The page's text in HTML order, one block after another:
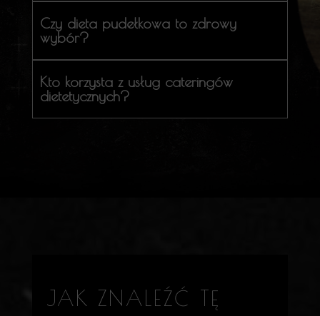
Czy dieta pudełkowa to zdrowy
wybór?
Kto korzysta z usług cateringów
dietetycznych?
JAK ZNALEŹĆ TĘ